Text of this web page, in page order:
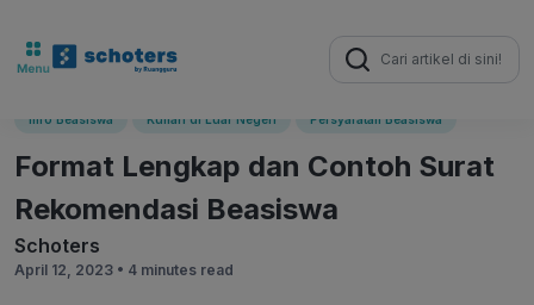
Search
for:
Info Beasiswa Kuliah di Luar Negeri Persyaratan Beasiswa
Format Lengkap dan Contoh Surat
Rekomendasi Beasiswa
Schoters
April 12, 2023 • 4 minutes read